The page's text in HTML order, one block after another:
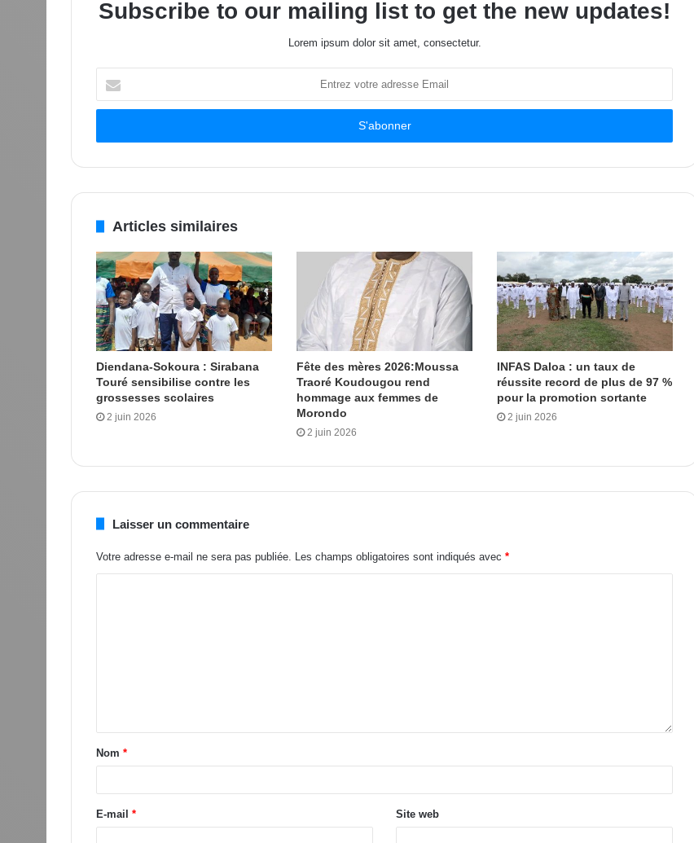
Subscribe to our mailing list to get the new updates!
Lorem ipsum dolor sit amet, consectetur.
votre
adresse
Articles similaires
Diendana-Sokoura : Sirabana
Touré sensibilise contre les
grossesses scolaires
2 juin 2026
Fête des mères 2026:Moussa
Traoré Koudougou rend
hommage aux femmes de
Morondo
2 juin 2026
INFAS Daloa : un taux de
réussite record de plus de 97 %
pour la promotion sortante
2 juin 2026
Laisser un commentaire
Votre adresse e-mail ne sera pas publiée. Les champs obligatoires sont indiqués avec *
Nom *
E-mail * Site web